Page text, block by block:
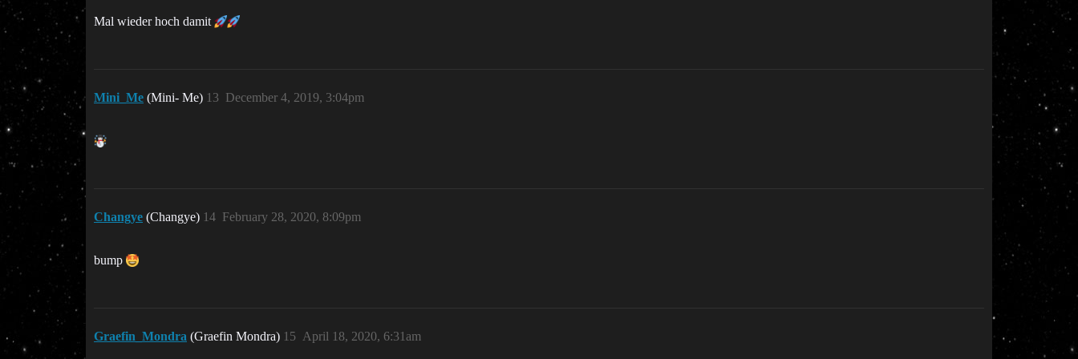
Mal wieder hoch damit
Mini_Me (Mini- Me) December 4, 2019, 3:04pm
13
Changye (Changye) February 28, 2020, 8:09pm
14
bump
Graefin_Mondra (Graefin Mondra) April 18, 2020, 6:31am
15